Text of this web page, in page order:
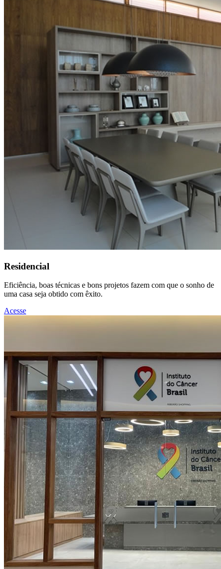
Residencial
Eficiência, boas técnicas e bons projetos fazem com que o sonho de
uma casa seja obtido com êxito.
Acesse